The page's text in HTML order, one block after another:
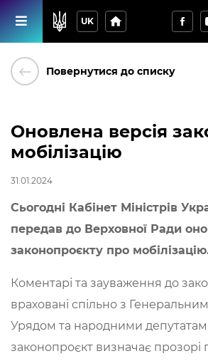
UK home
keyboard_backspace Повернутися до списку
Оновлена версія
мобілізацію
31.01.2024
Сьогодні Кабінет Міністрів
передав до Верховної Ради
законопроєкту про
Коментарі та зауваження до
враховані спільно з
Урядом та народними
законопроєкт визначає прозорі